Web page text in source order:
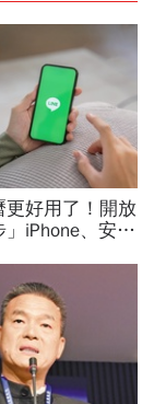
更好用了！開放
」iPhone、安卓